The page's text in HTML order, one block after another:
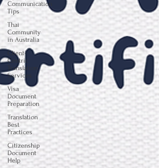
Communication
Tips
Thai
Community
in Australia
Client-
Centric
Translation
Services
Visa
Document
Preparation
Translation
Best
Practices
Citizenship
Document
Help